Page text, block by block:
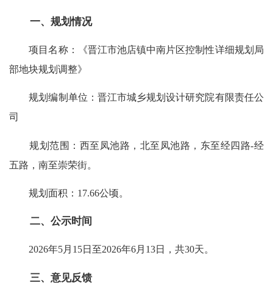
一、规划情况
项目名称：《晋江市池店镇中南片区控制性详细规划局
部地块规划调整》
规划编制单位：晋江市城乡规划设计研究院有限责任公
司
规划范围：西至凤池路，北至凤池路，东至经四路-经
五路，南至崇荣街。
规划面积：17.66公顷。
二、公示时间
2026年5月15日至2026年6月13日，共30天。
三、意见反馈